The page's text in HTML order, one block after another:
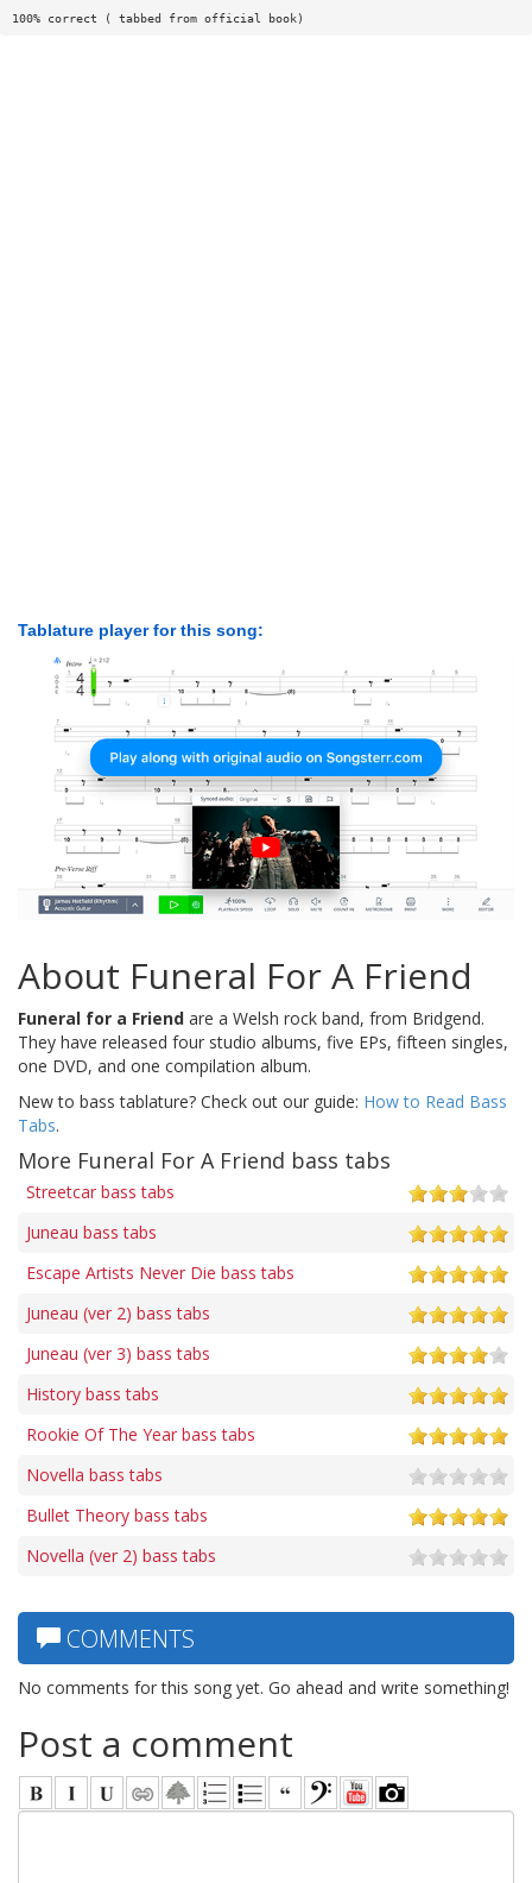
100% correct ( tabbed from official book)
Tablature player for this song:
About Funeral For A Friend
Funeral for a Friend are a Welsh rock band, from Bridgend.
They have released four studio albums, five EPs, fifteen singles,
one DVD, and one compilation album.
New to bass tablature? Check out our guide: How to Read Bass
Tabs.
More Funeral For A Friend bass tabs
Streetcar bass tabs
Juneau bass tabs
Escape Artists Never Die bass tabs
Juneau (ver 2) bass tabs
Juneau (ver 3) bass tabs
History bass tabs
Rookie Of The Year bass tabs
Novella bass tabs
Bullet Theory bass tabs
Novella (ver 2) bass tabs
COMMENTS
No comments for this song yet. Go ahead and write something!
Post a comment